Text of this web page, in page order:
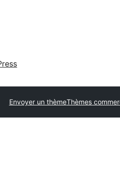
Envoyer un thèmeThèmes